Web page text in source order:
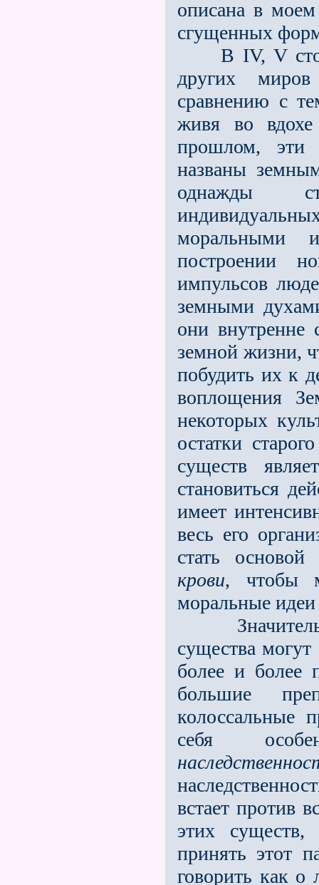
описана в моем
сгущенных
В IV, V
других
сравнению с
живя во
прошлом, эти
названы
однажды
моральными
построении
импульсов
земными
они
земной жизни,
побудить их к
воплощения
некоторых
остатки
существ
становиться
имеет
весь его
стать основой
крови, чтобы
моральные идеи
существа
более и более
большие
колоссальные
себя
встает против
этих
принять этот
говорить как